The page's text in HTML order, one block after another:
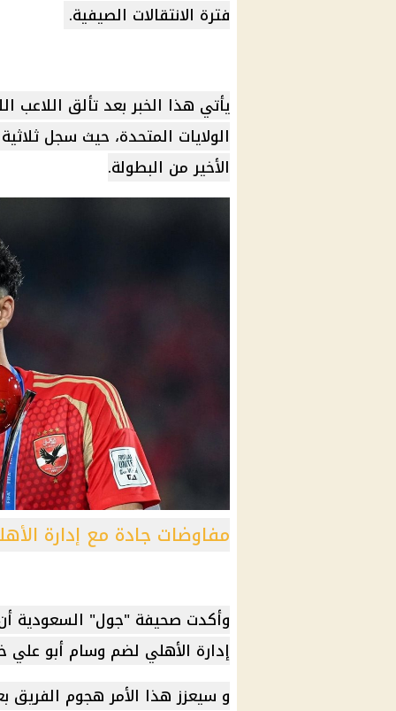
فترة الانتقالات الصيفية.
يأتي هذا الخبر بعد تألق اللاعب
الولايات المتحدة، حيث سجل
الأخير من البطولة.
مفاوضات جادة مع إدارة
وأكدت صحيفة "جول" السعودية
إدارة الأهلي لضم وسام أبو علي
و سيعزز هذا الأمر هجوم